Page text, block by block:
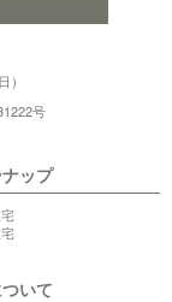
）
号
ップ
いて